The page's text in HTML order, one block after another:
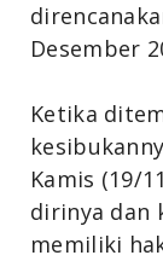
Desember
Ketika
Kamis (19/
dirinya dan
memiliki